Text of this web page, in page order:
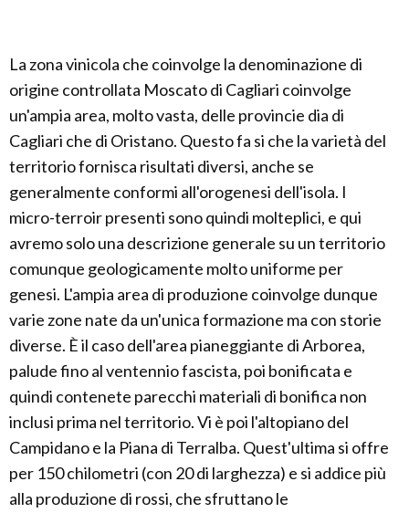
La zona vinicola che coinvolge la denominazione di
origine controllata Moscato di Cagliari coinvolge
un'ampia area, molto vasta, delle provincie dia di
Cagliari che di Oristano. Questo fa si che la varietà del
territorio fornisca risultati diversi, anche se
generalmente conformi all'orogenesi dell'isola. I
micro-terroir presenti sono quindi molteplici, e qui
avremo solo una descrizione generale su un territorio
comunque geologicamente molto uniforme per
genesi. L'ampia area di produzione coinvolge dunque
varie zone nate da un'unica formazione ma con storie
diverse. È il caso dell'area pianeggiante di Arborea,
palude fino al ventennio fascista, poi bonificata e
quindi contenete parecchi materiali di bonifica non
inclusi prima nel territorio. Vi è poi l'altopiano del
Campidano e la Piana di Terralba. Quest'ultima si offre
per 150 chilometri (con 20 di larghezza) e si addice più
alla produzione di rossi, che sfruttano le